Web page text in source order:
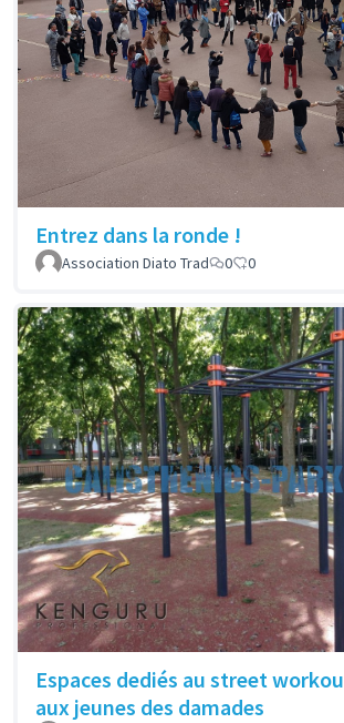
Entrez dans la ronde !
Association Diato Trad
0 0
Espaces dediés au street
aux jeunes des damades